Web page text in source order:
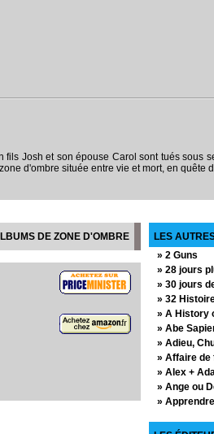
Josh et son épouse Carol sont tués
d'ombre située entre vie et mort, en quête
DE ZONE D'OMBRE
LES
» 2 Guns
» 28 jours
» 30 jours
» 32
» A History
» Abe
» Adieu,
» Affaire de
» Alex +
» Ange ou
»
»